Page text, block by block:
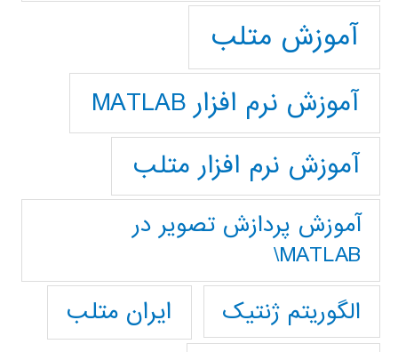
آموزش متلب
آموزش نرم افزار MATLAB
آموزش نرم افزار متلب
آموزش پردازش تصوير در
MATLAB\
الگوریتم ژنتیک
ایران متلب